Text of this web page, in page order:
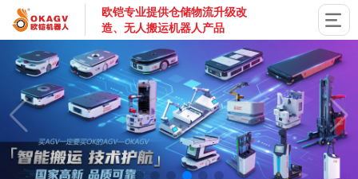
欧铠专业提供仓储物流升级改
造、无人搬运机器人产品